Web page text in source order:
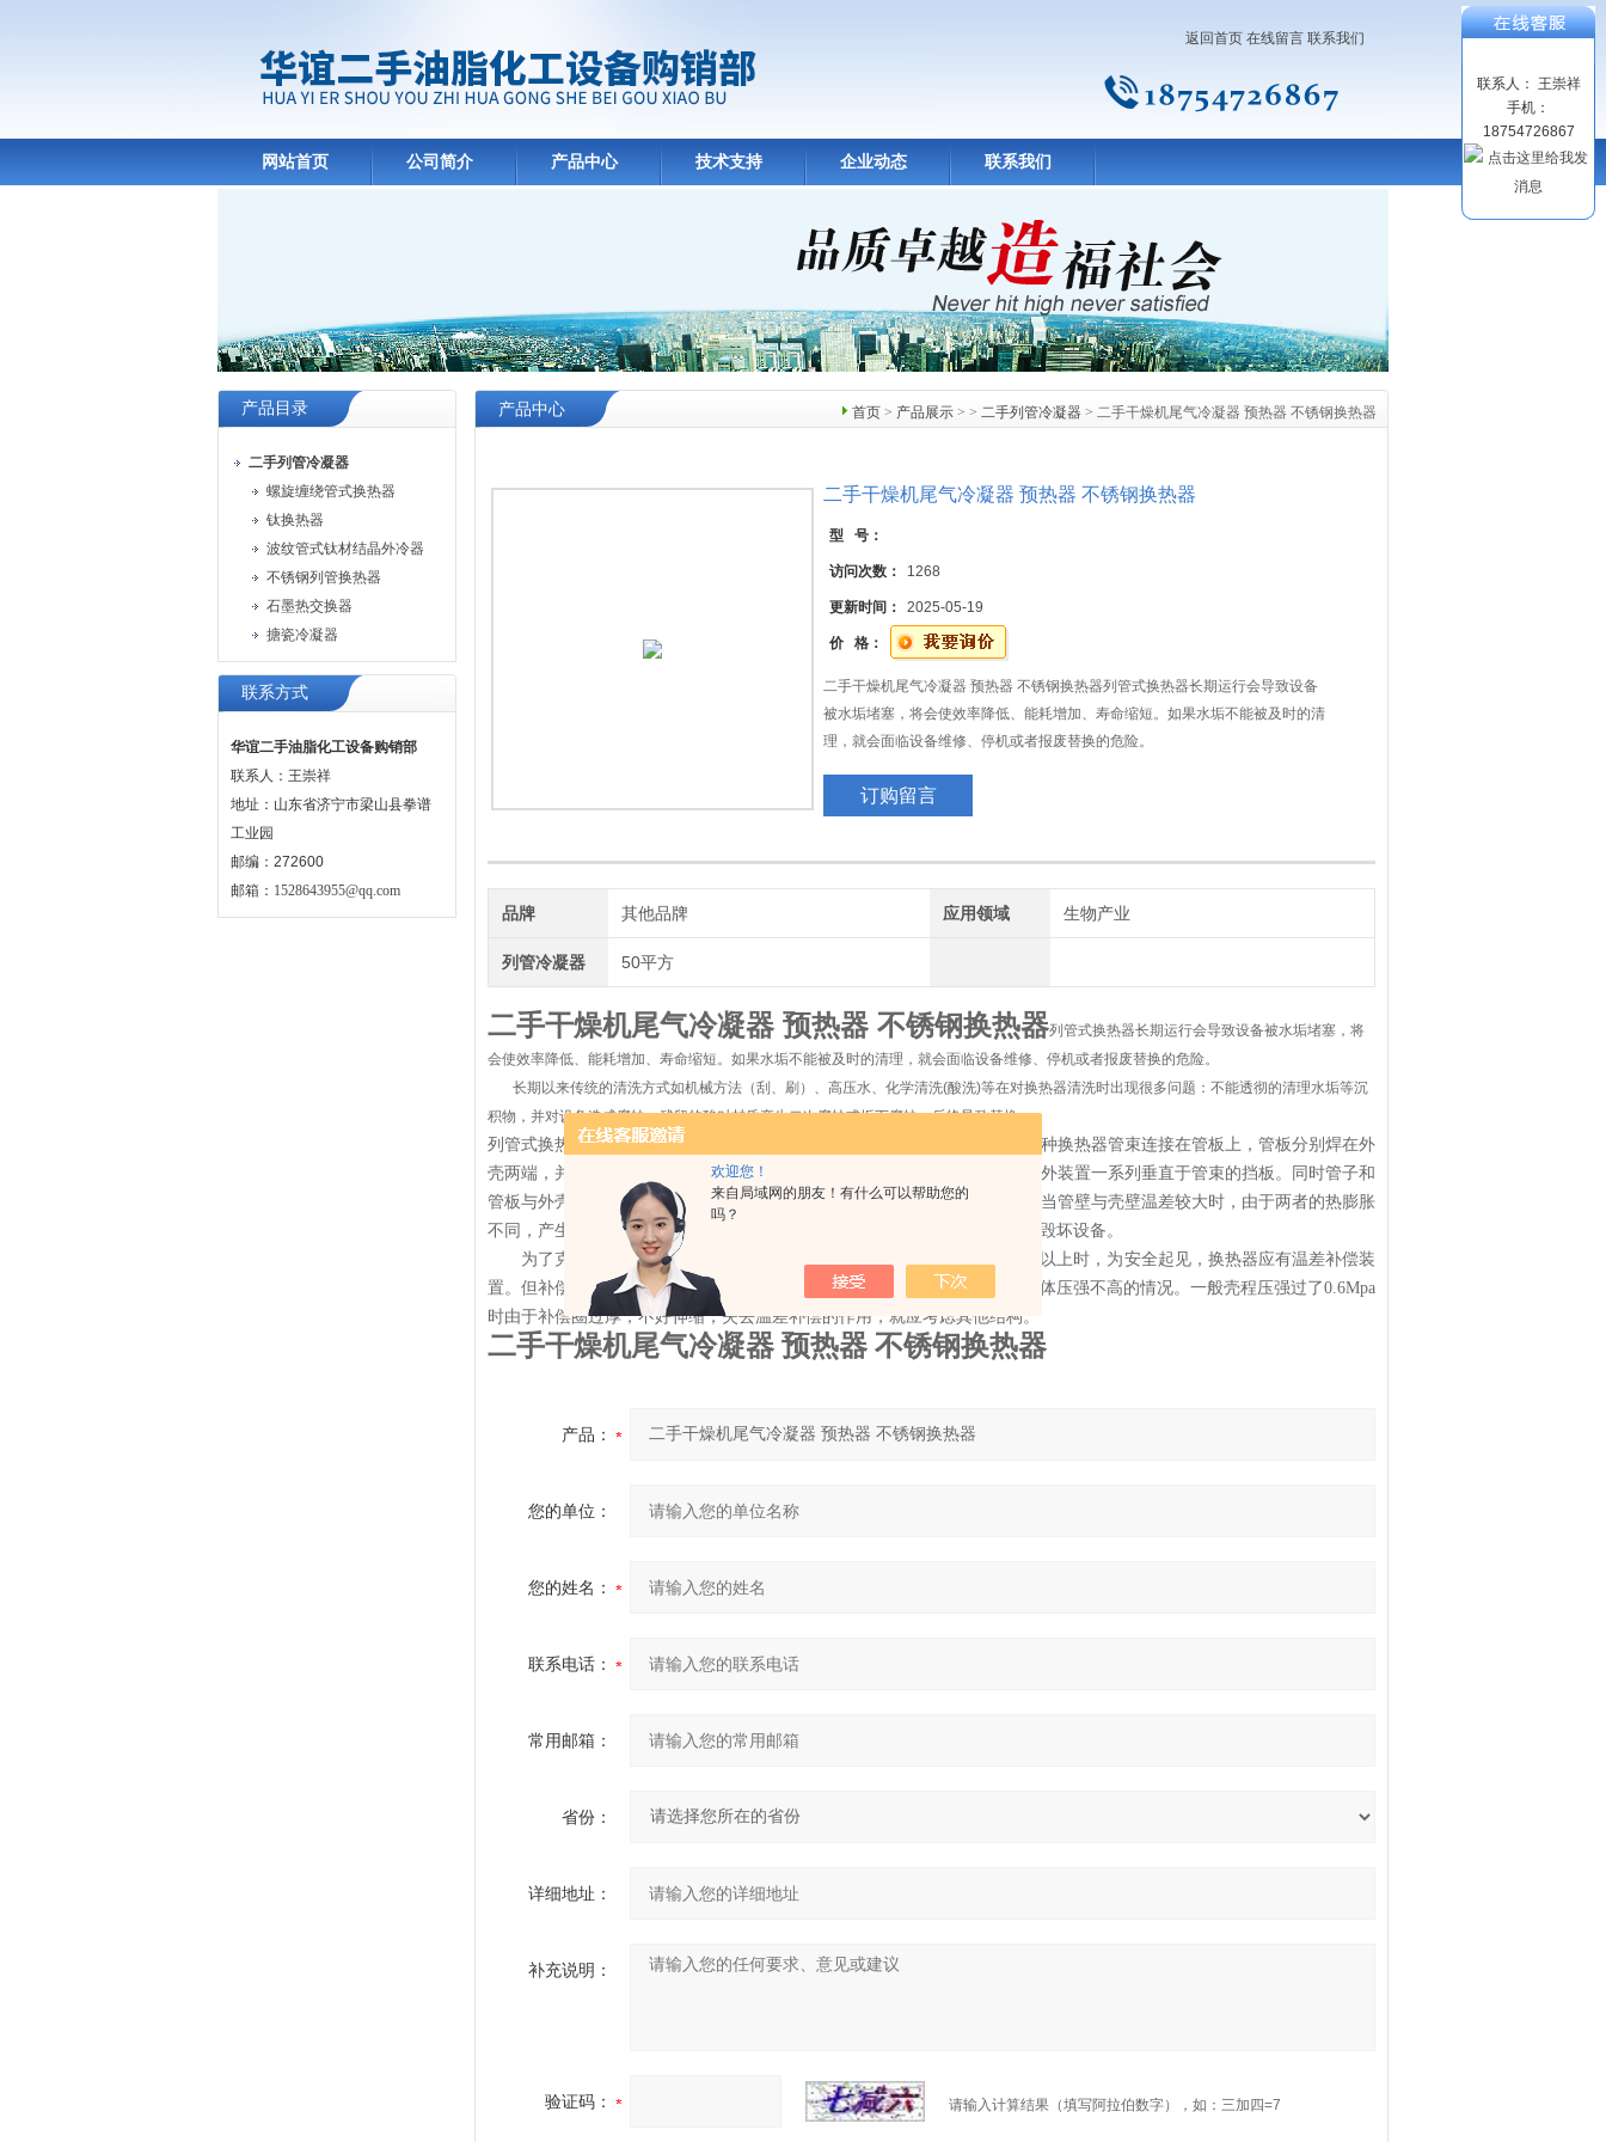
欢迎您！
来自局域网的朋友！有什么可以帮助您的
吗？
返回首页 在线留言 联系我们
网站首页 公司简介 产品中心 技术支持 企业动态 联系我们
产品目录
二手列管冷凝器
螺旋缠绕管式换热器
钛换热器
波纹管式钛材结晶外冷器
不锈钢列管换热器
石墨热交换器
搪瓷冷凝器
联系方式
华谊二手油脂化工设备购销部
联系人：王崇祥
地址：山东省济宁市梁山县拳谱
工业园
邮编：272600
邮箱： 1528643955@qq.com
首页 > 产品展示 > > 二手列管冷凝器 > 二手干燥机尾气冷凝器 预热器 不锈钢换热器
产品中心
二手干燥机尾气冷凝器 预热器 不锈钢换热器
型 号：
访问次数： 1268
更新时间： 2025-05-19
价 格：
二手干燥机尾气冷凝器 预热器 不锈钢换热器列管式换热器长期运行会导致设备
被水垢堵塞，将会使效率降低、能耗增加、寿命缩短。如果水垢不能被及时的清
理，就会面临设备维修、停机或者报废替换的危险。
在对换热器清洗时出现很多问题：不能透彻的清理水垢等沉积物，并对设备造成
订购留言
品牌 其他品牌 应用领域 生物产业
列管冷凝器 50平方
二手干燥机尾气冷凝器 预热器 不锈钢换热器列管式换热器长期运行会导致设备被水垢堵塞，将
会使效率降低、能耗增加、寿命缩短。如果水垢不能被及时的清理，就会面临设备维修、停机或者报废替换的危险。
长期以来传统的清洗方式如机械方法（刮、刷）、高压水、化学清洗(酸洗)等在对换热器清洗时出现很多问题：不能透彻的清理水垢等沉
积物，并对设备造成腐蚀，残留的酸对材质产生二次腐蚀或垢下腐蚀，后终导致替换、
列管式换热器的结构比较简单、紧凑、造价便宜，但管外不能机械清洗。此种换热器管束连接在管板上，管板分别焊在外
壳两端，并在其上连接有顶盖，顶盖和壳体装有流体进出口接管。通常在管外装置一系列垂直于管束的挡板。同时管子和
管板与外壳的连接都是刚性的，而管内管外是两种不同温度的流体。因此，当管壁与壳壁温差较大时，由于两者的热膨胀
不同，产生了很大的温差应力，以至管子扭弯或使管子从管板上松脱，甚至毁坏设备。
为了克服温差应力须有温差补偿装置，一般在管壁与壳壁温度相差50℃以上时，为安全起见，换热器应有温差补偿装
置。但补偿装置（膨胀节）只能用在壳壁与管壁温差低于60～70℃和壳程流体压强不高的情况。一般壳程压强过了0.6Mpa
时由于补偿圈过厚，不好伸缩，失去温差补偿的作用，就应考虑其他结构。
二手干燥机尾气冷凝器 预热器 不锈钢换热器
产品：
您的单位：
您的姓名：
联系电话：
常用邮箱：
省份：
详细地址：
补充说明：
验证码： 请输入计算结果（填写阿拉伯数字），如：三加四=7
联系人： 王崇祥
手机：
18754726867